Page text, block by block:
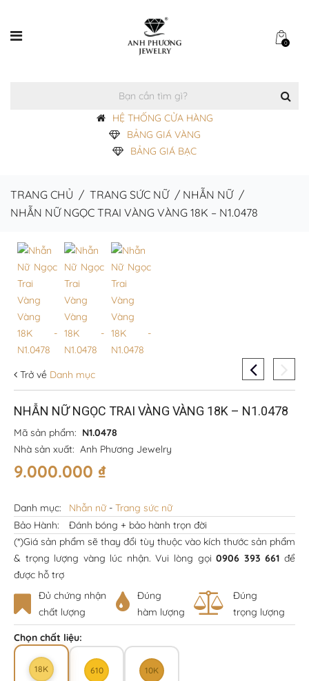
0
HỆ THỐNG CỬA HÀNG
BẢNG GIÁ VÀNG
BẢNG GIÁ BẠC
TRANG CHỦ / TRANG SỨC NỮ/ NHẪN NỮ/
NHẪN NỮ NGỌC TRAI VÀNG VÀNG 18K – N1.0478
Trở về Danh mục
NHẪN NỮ NGỌC TRAI VÀNG VÀNG 18K – N1.0478
Mã sản phẩm: N1.0478
Nhà sản xuất: Anh Phương Jewelry
9.000.000 ₫
Danh mục: Nhẫn nữ- Trang sức nữ
Bảo Hành:
Đánh bóng + bảo hành trọn đời
(*)Giá sản phẩm sẽ thay đổi tùy thuộc vào kích thước sản phẩm
& trọng lượng vàng lúc nhận. Vui lòng gọi0906 393 661 để
được hỗ trợ
Đủ chứng nhận
chất lượng
Đúng
hàm lượng
Đúng
trọng lượng
Chọn chất liệu:
18K 610 10K